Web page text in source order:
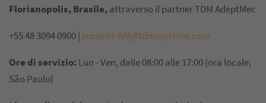
Florianopolis, Brasile, attraverso il partner TDM AdeptMec
+55 48 3094 0900 | support-AM@tdmsystems.com
Ore di servizio: Lun - Ven, dalle 08:00 alle 17:00 (ora locale,
São Paulo)